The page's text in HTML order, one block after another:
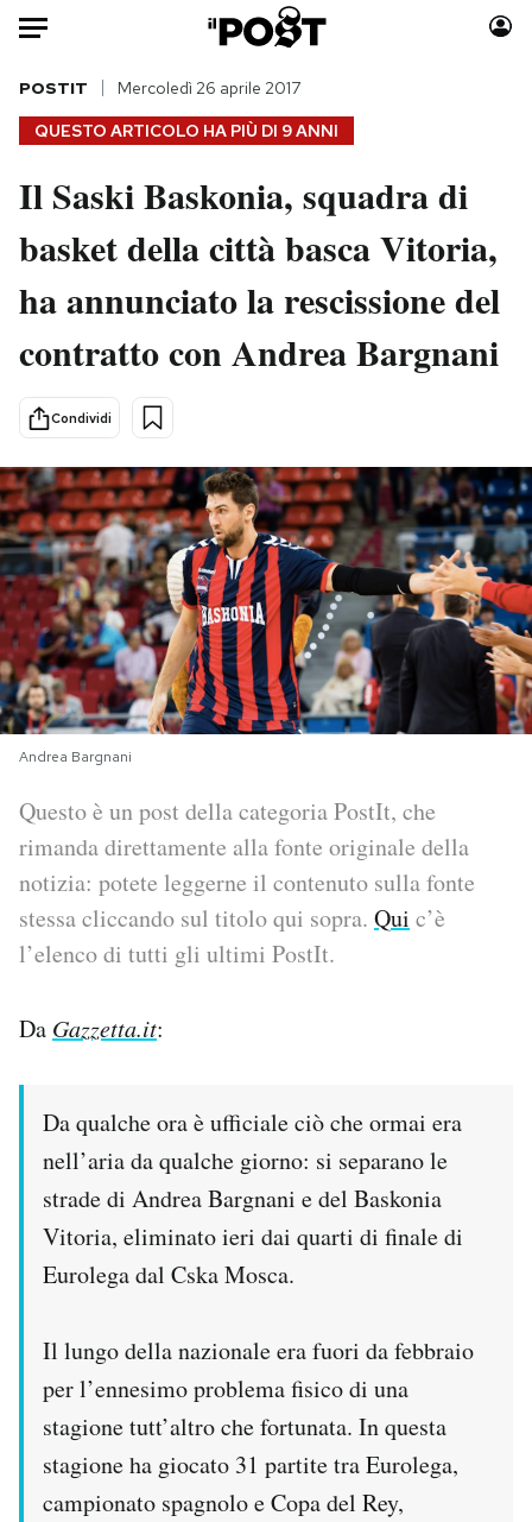
Auto
HOME
Italia
Politica
Tecnologia
Scienza
Cultura
Economia
Sport
Moda
Consumismi
Storie/Idee
Media
Mondiali calcio 2026
PODCAST
NEWSLETTER
I MIEI PREFERITI
SHOP
CALENDARIO
AREA PERSONALE
Area Personale
Regala il Post
Esci
QUESTO ARTICOLO HA PIÙ DI 9 ANNI
POSTIT Mercoledì 26 aprile 2017
Il Saski Baskonia, squadra di
basket della città basca Vitoria,
ha annunciato la rescissione del
contratto con Andrea Bargnani
Condividi
Andrea Bargnani
Questo è un post della categoria PostIt, che
rimanda direttamente alla fonte originale della
notizia: potete leggerne il contenuto sulla fonte
stessa cliccando sul titolo qui sopra. Qui c’è
l’elenco di tutti gli ultimi PostIt.
Da Gazzetta.it:
Da qualche ora è ufficiale ciò che ormai era
nell’aria da qualche giorno: si separano le
strade di Andrea Bargnani e del Baskonia
Vitoria, eliminato ieri dai quarti di finale di
Eurolega dal Cska Mosca.
Il lungo della nazionale era fuori da febbraio
per l’ennesimo problema fisico di una
stagione tutt’altro che fortunata. In questa
stagione ha giocato 31 partite tra Eurolega,
campionato spagnolo e Copa del Rey,